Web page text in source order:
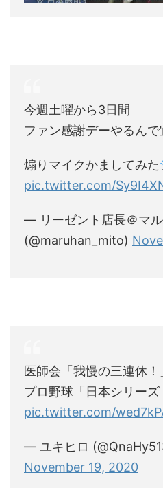
今週土曜から3日間
ファン感謝デーやるんで
煽りマイクかましてみた
pic.twitter.com/
— リーゼント店長＠マ
(@maruhan_mito)
医師会「我慢の三連休！
プロ野球「日本シリーズ
pic.twitter.com/
— ユキヒロ
November 19, 2020